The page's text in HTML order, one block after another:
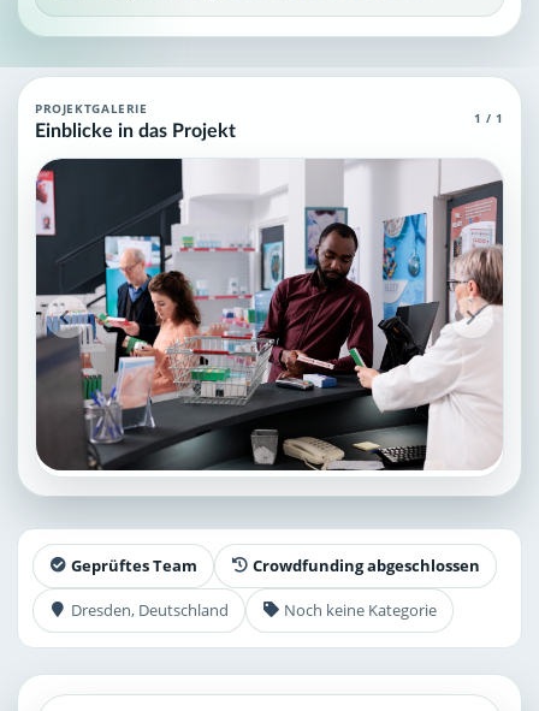
Apotheker Agent (MCP)
Apotheker Agent (MCP), die über grundlegendes und spezielles
Projektteam: SupraTix GmbH.
Historischer Finanzierungsstand: 0 EUR von 40.000,00 EUR.
Unterstützer:innen: 0. Erreicht: 0 Prozent.
Historisch veröffentlichte Unterstützungsoptionen: 4.
Aktiver Seitenabschnitt: information.
Qualitätssicherung: Kanonische URL, Robots-Angaben,
PROJEKTGALERIE
Einblicke in das Projekt 1 / 1
Geprüftes Team Crowdfunding abgeschlossen
Dresden, Deutschland Noch keine Kategorie